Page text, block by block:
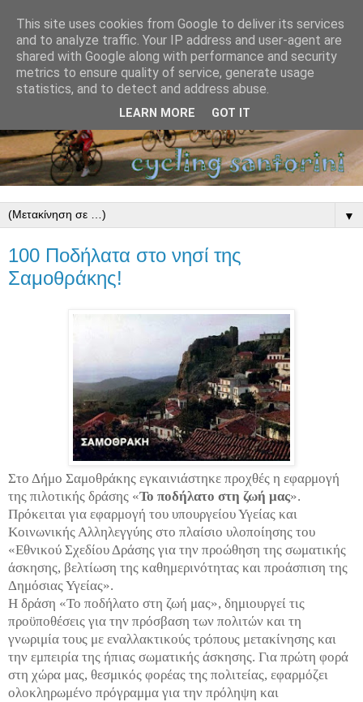
▼
100 Ποδήλατα στο νησί της
Σαμοθράκης!
Στο Δήμο Σαμοθράκης εγκαινιάστηκε προχθές η εφαρμογή
της πιλοτικής δράσης «Το ποδήλατο στη ζωή μας».
Πρόκειται για εφαρμογή του υπουργείου Υγείας και
Κοινωνικής Αλληλεγγύης στο πλαίσιο υλοποίησης του
«Εθνικού Σχεδίου Δράσης για την προώθηση της σωματικής
άσκησης, βελτίωση της καθημερινότητας και προάσπιση της
Δημόσιας Υγείας».
Η δράση «Το ποδήλατο στη ζωή μας», δημιουργεί τις
προϋποθέσεις για την πρόσβαση των πολιτών και τη
γνωριμία τους με εναλλακτικούς τρόπους μετακίνησης και
την εμπειρία της ήπιας σωματικής άσκησης. Για πρώτη φορά
στη χώρα μας, θεσμικός φορέας της πολιτείας, εφαρμόζει
ολοκληρωμένο πρόγραμμα για την πρόληψη και
This site uses cookies from Google to deliver its services
and to analyze traffic. Your IP address and user-agent are
shared with Google along with performance and security
metrics to ensure quality of service, generate usage
statistics, and to detect and address abuse.
LEARN MORE GOT IT